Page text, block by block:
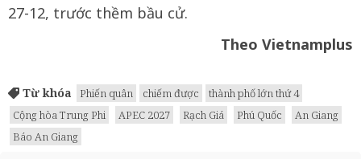
27-12, trước thềm bầu cử.
Theo Vietnamplus
Từ khóa Phiến quân chiếm được
thành phố lớn thứ 4
Cộng hòa Trung Phi
APEC 2027 Rạch Giá Phú Quốc
An Giang
Báo An Giang